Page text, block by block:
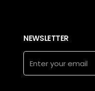
NEWSLETTER